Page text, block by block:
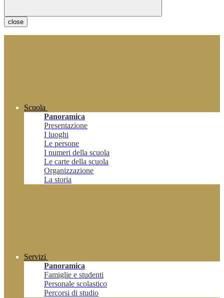
close
Scuola
Panoramica
Presentazione
I luoghi
Le persone
I numeri della scuola
Le carte della scuola
Organizzazione
La storia
Servizi
Panoramica
Famiglie e studenti
Personale scolastico
Percorsi di studio